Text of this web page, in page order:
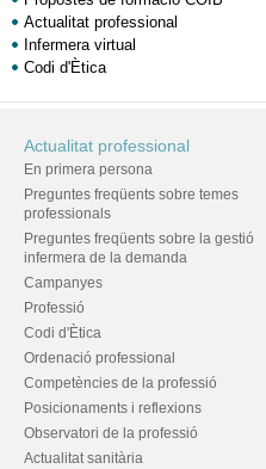
Actualitat professional
Infermera virtual
Codi d'Ètica
Actualitat professional
En primera persona
Preguntes freqüents sobre temes
professionals
Preguntes freqüents sobre la gestió
infermera de la demanda
Campanyes
Professió
Codi d'Ètica
Ordenació professional
Competències de la professió
Posicionaments i reflexions
Observatori de la professió
Actualitat sanitària